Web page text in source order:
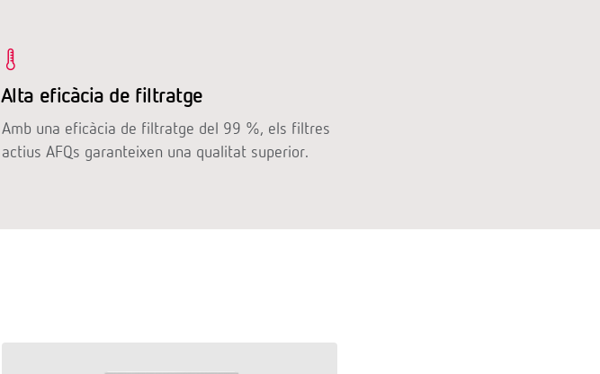
Alta eficàcia de filtratge
Amb una eficàcia de filtratge del 99 %, els filtres
actius AFQs garanteixen una qualitat superior.